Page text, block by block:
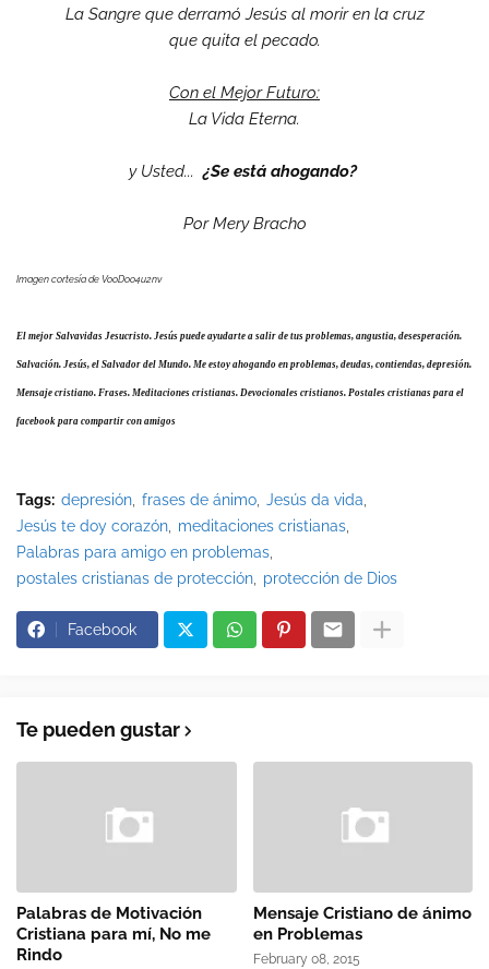
La Sangre que derramó Jesús al morir en la cruz
que quita el pecado.
Con el Mejor Futuro:
La Vida Eterna.
y Usted...¿Se está ahogando?
Por Mery Bracho
Imagen cortesía de VooDoo4u2nv
El mejor Salvavidas Jesucristo. Jesús puede ayudarte a salir de tus problemas, angustia, desesperación.
Salvación. Jesús, el Salvador del Mundo. Me estoy ahogando en problemas, deudas, contiendas, depresión.
Mensaje cristiano. Frases. Meditaciones cristianas. Devocionales cristianos. Postales cristianas para el
facebook para compartir con amigos
Tags: depresión frases de ánimo Jesús da vida
Jesús te doy corazón
meditaciones cristianas
Palabras para amigo en problemas
postales cristianas de protección
protección de Dios
Facebook
Te pueden gustar
Palabras de Motivación
Cristiana para mí, No me
Rindo
Mensaje Cristiano de ánimo
en Problemas
February 08, 2015